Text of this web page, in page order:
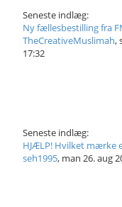
Seneste indlæg:
Ny fællesbestilling fra
TheCreativeMuslimah,
17:32
Seneste indlæg:
HJÆLP! Hvilket mærke
seh1995, man 26. aug